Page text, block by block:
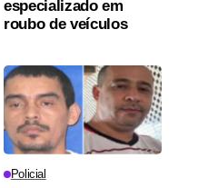
especializado em
roubo de veículos
Policial